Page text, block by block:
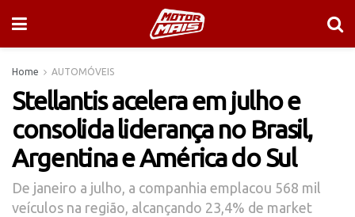
Home AUTOMÓVEIS
Stellantis acelera em julho e
consolida liderança no Brasil,
Argentina e América do Sul
De janeiro a julho, a companhia emplacou 568 mil
veículos na região, alcançando 23,4% de market